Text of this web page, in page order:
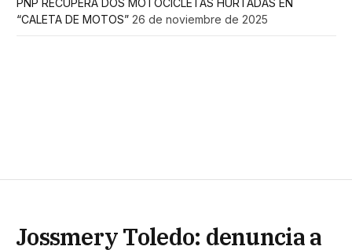
“CALETA DE MOTOS” 26 de noviembre de 2025
Jossmery Toledo: denuncia a